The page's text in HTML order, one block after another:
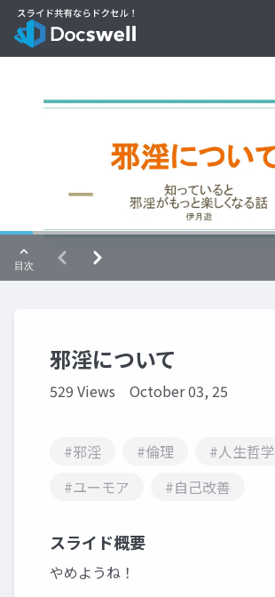
邪淫について
529 Views October 03, 25
#邪淫 #倫理
#人生哲学
#ユーモア
#自己改善
スライド概要
やめようね！